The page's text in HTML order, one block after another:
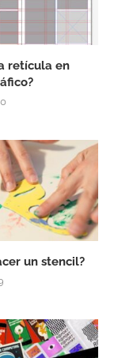
retícula en
un stencil?